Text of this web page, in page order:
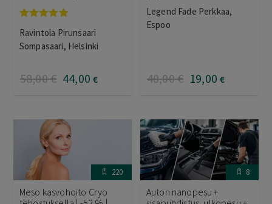
tuotteesta:
5.00/ 5
Ravintola Pirunsaari
Sompasaari, Helsinki
58,00€ 44,00 €
Legend Fade Perkkaa,
Espoo
40,00€ 19,00 €
220
Meso kasvohoito Cryo
8
Auton nanopesu +